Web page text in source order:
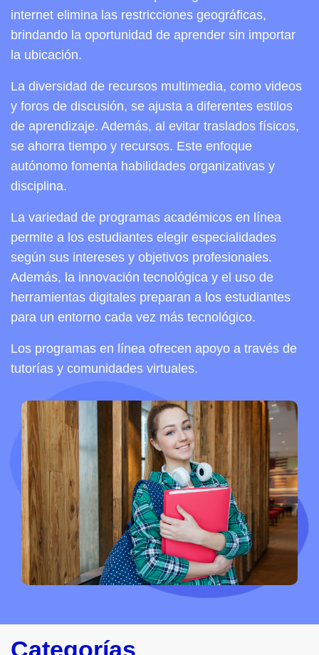
internet elimina las restricciones geográficas,
brindando la oportunidad de aprender sin importar
la ubicación.
La diversidad de recursos multimedia, como videos
y foros de discusión, se ajusta a diferentes estilos
de aprendizaje. Además, al evitar traslados físicos,
se ahorra tiempo y recursos. Este enfoque
autónomo fomenta habilidades organizativas y
disciplina.
La variedad de programas académicos en línea
permite a los estudiantes elegir especialidades
según sus intereses y objetivos profesionales.
Además, la innovación tecnológica y el uso de
herramientas digitales preparan a los estudiantes
para un entorno cada vez más tecnológico.
Los programas en línea ofrecen apoyo a través de
tutorías y comunidades virtuales.
Categorías